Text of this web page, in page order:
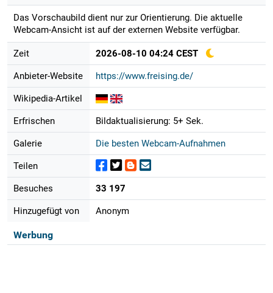
Das Vorschaubild dient nur zur Orientierung. Die aktuelle
Webcam-Ansicht ist auf der externen Website verfügbar.
Zeit 2026-08-10 04:24 CEST
Anbieter-Website https://www.freising.de/
Wikipedia-Artikel
Erfrischen Bildaktualisierung: 5+ Sek.
Galerie Die besten Webcam-Aufnahmen
Teilen
Besuches 33 197
Hinzugefügt von Anonym
Werbung